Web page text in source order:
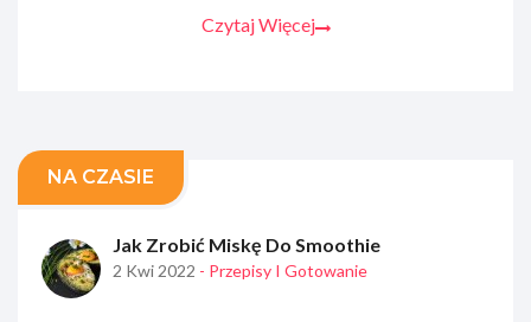
Czytaj Więcej
NA CZASIE
Jak Zrobić Miskę Do Smoothie
2 Kwi 2022 - Przepisy I Gotowanie